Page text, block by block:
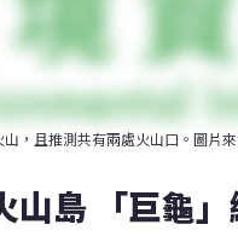
，且推測共有兩處火山口。圖片來
山島 「巨龜